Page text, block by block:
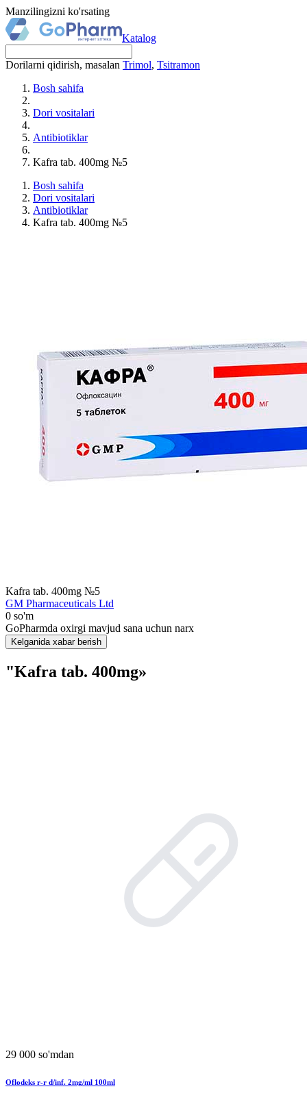
Manzilingizni ko'rsating
Katalog
Dorilarni qidirish, masalan Trimol, Tsitramon
Bosh sahifa
Dori vositalari
Antibiotiklar
Kafra tab. 400mg №5
Bosh sahifa
Dori vositalari
Antibiotiklar
Kafra tab. 400mg №5
Kafra tab. 400mg №5
GM Pharmaceuticals Ltd
0 so'm
GoPharmda oxirgi mavjud sana uchun narx
Kelganida xabar berish
"Kafra tab. 400mg»
29 000 so'mdan
Oflodeks r-r d/inf. 2mg/ml 100ml